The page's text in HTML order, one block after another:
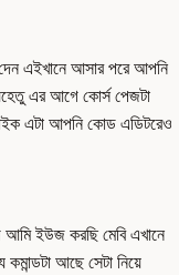
এইখানে আসার পরে আপনি
এর আগে কোর্স পেজটা
এটা আপনি কোড এডিটরেও
ইউজ করছি মেবি এখানে
আছে সেটা নিয়ে